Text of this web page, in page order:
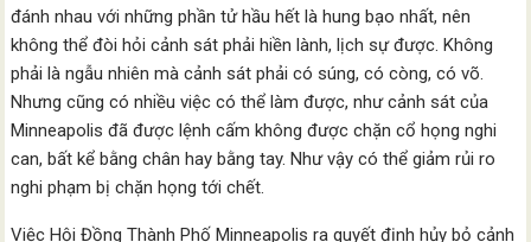
đánh nhau với những phần tử hầu hết là hung bạo nhất, nên
không thể đòi hỏi cảnh sát phải hiền lành, lịch sự được. Không
phải là ngẫu nhiên mà cảnh sát phải có súng, có còng, có võ.
Nhưng cũng có nhiều việc có thể làm được, như cảnh sát của
Minneapolis đã được lệnh cấm không được chặn cổ họng nghi
can, bất kể bằng chân hay bằng tay. Như vậy có thể giảm rủi ro
nghi phạm bị chặn họng tới chết.
Việc Hội Đồng Thành Phố Minneapolis ra quyết định hủy bỏ cảnh